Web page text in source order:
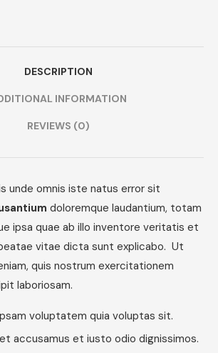
DESCRIPTION
INFORMATION
REVIEWS (0)
unde omnis iste natus error sit
doloremque laudantium, totam
ipsa quae ab illo inventore veritatis et
vitae dicta sunt explicabo. Ut
quis nostrum exercitationem
laboriosam.
voluptatem quia voluptas sit.
accusamus et iusto odio dignissimos.